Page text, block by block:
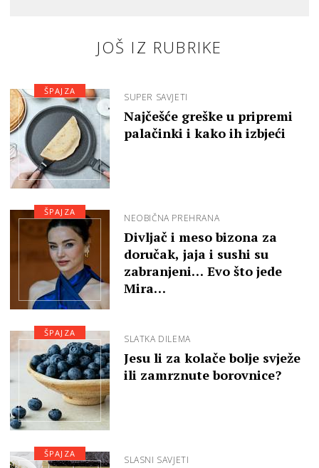
JOŠ IZ RUBRIKE
SUPER SAVJETI
Najčešće greške u pripremi
palačinki i kako ih izbjeći
ŠPAJZA
NEOBIČNA PREHRANA
Divljač i meso bizona za
doručak, jaja i sushi su
zabranjeni… Evo što jede
Mira…
ŠPAJZA
SLATKA DILEMA
Jesu li za kolače bolje svježe
ili zamrznute borovnice?
ŠPAJZA
SLASNI SAVJETI
ŠPAJZA